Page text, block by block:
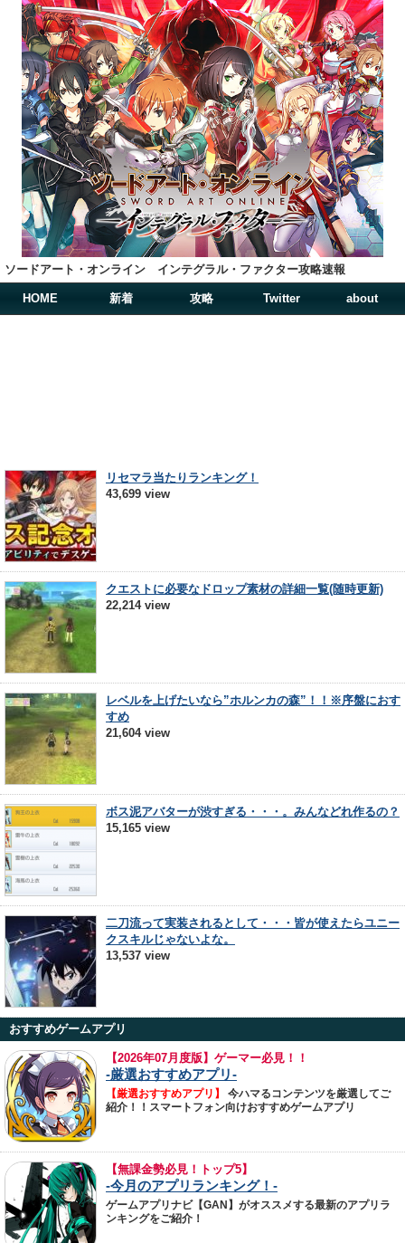
ソードアート・オンライン インテグラル・ファクター攻略速報
HOME 新着 攻略 Twitter about
リセマラ当たりランキング！
43,699 view
クエストに必要なドロップ素材の詳細一覧(随時更新)
22,214 view
レベルを上げたいなら”ホルンカの森”！！※序盤におす
すめ
21,604 view
ボス泥アバターが渋すぎる・・・。みんなどれ作るの？
15,165 view
二刀流って実装されるとして・・・皆が使えたらユニー
クスキルじゃないよな。
13,537 view
おすすめゲームアプリ
【2026年07月度版】ゲーマー必見！！
-厳選おすすめアプリ-
【厳選おすすめアプリ】
今ハマるコンテンツを厳選してご
紹介！！スマートフォン向けおすすめゲームアプリ
【無課金勢必見！トップ5】
-今月のアプリランキング！-
ゲームアプリナビ【GAN】がオススメする最新のアプリラ
ンキングをご紹介！